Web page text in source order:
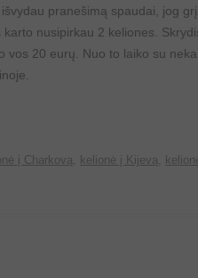
pranešimą spaudai, jog
nusipirkau 2 keliones.
vos 20 eurų. Nuo to laiko su
į Charkovą kelionė į Kijevą